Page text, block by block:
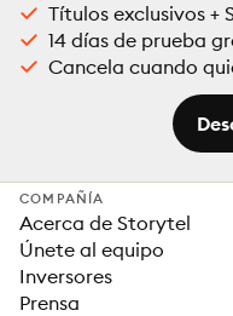
Títulos exclusivos +
14 días de prueba
Cancela cuando
COMPAÑÍA
Acerca de Storytel
Únete al equipo
Inversores
Prensa